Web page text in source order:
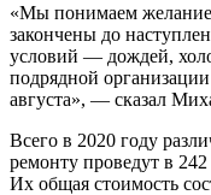
«Мы понимаем
закончены до
условий — дождей,
подрядной
августа», — сказал
Всего в 2020 году
ремонту проведут в
Их общая стоимость